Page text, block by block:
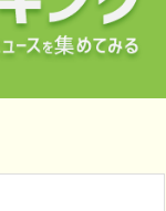

メニュ
前へ